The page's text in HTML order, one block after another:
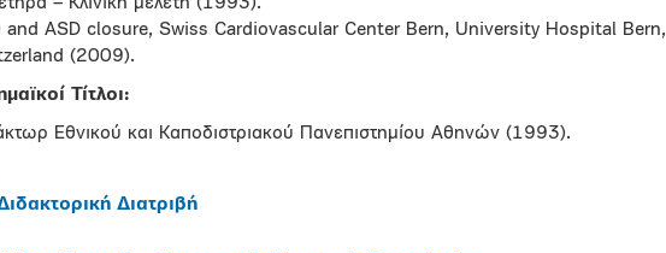
and ASD closure, Swiss Cardiovascular Center Bern, University Hospital Bern,
(2009).
Τίτλοι:
Εθνικού και Καποδιστριακού Πανεπιστημίου Αθηνών (1993).
Διατριβή